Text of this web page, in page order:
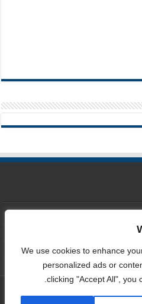
We use cookies to enhance
personalized ads or
clicking "Accept All", you